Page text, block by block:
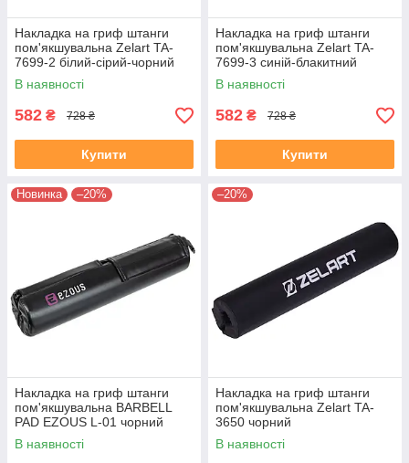
Накладка на гриф штанги
пом'якшувальна Zelart TA-
7699-2 білий-сірий-чорний
В наявності
582 ₴ 728 ₴
Купити
Накладка на гриф штанги
пом'якшувальна Zelart TA-
7699-3 синій-блакитний
В наявності
582 ₴ 728 ₴
Купити
Новинка –20%
Накладка на гриф штанги
пом'якшувальна BARBELL
PAD EZOUS L-01 чорний
В наявності
–20%
Накладка на гриф штанги
пом'якшувальна Zelart TA-
3650 чорний
В наявності